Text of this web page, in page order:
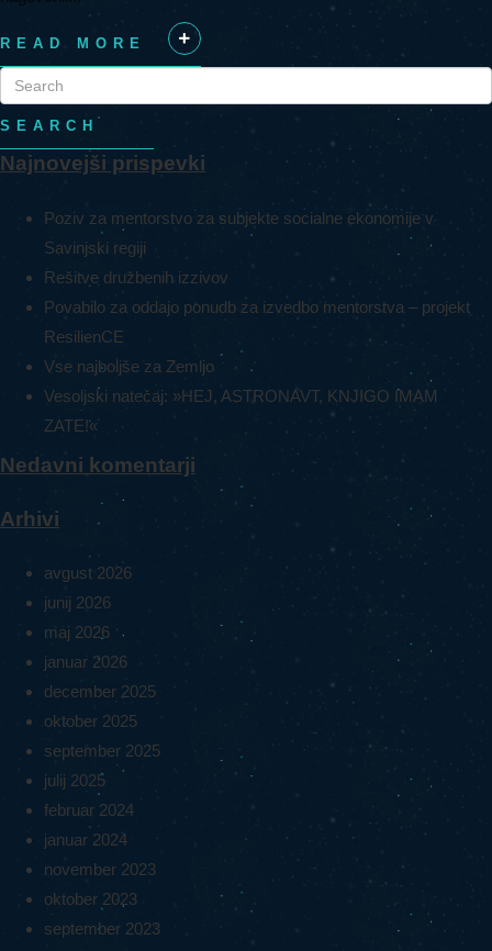
READ MORE
+
SEARCH
Najnovejši prispevki
Poziv za mentorstvo za subjekte socialne ekonomije v
Savinjski regiji
Rešitve družbenih izzivov
Povabilo za oddajo ponudb za izvedbo mentorstva – projekt
ResilienCE
Vse najboljše za Zemljo
Vesoljski natečaj: »HEJ, ASTRONAVT, KNJIGO IMAM
ZATE!«
Nedavni komentarji
Arhivi
avgust 2026
junij 2026
maj 2026
januar 2026
december 2025
oktober 2025
september 2025
julij 2025
februar 2024
januar 2024
november 2023
oktober 2023
september 2023